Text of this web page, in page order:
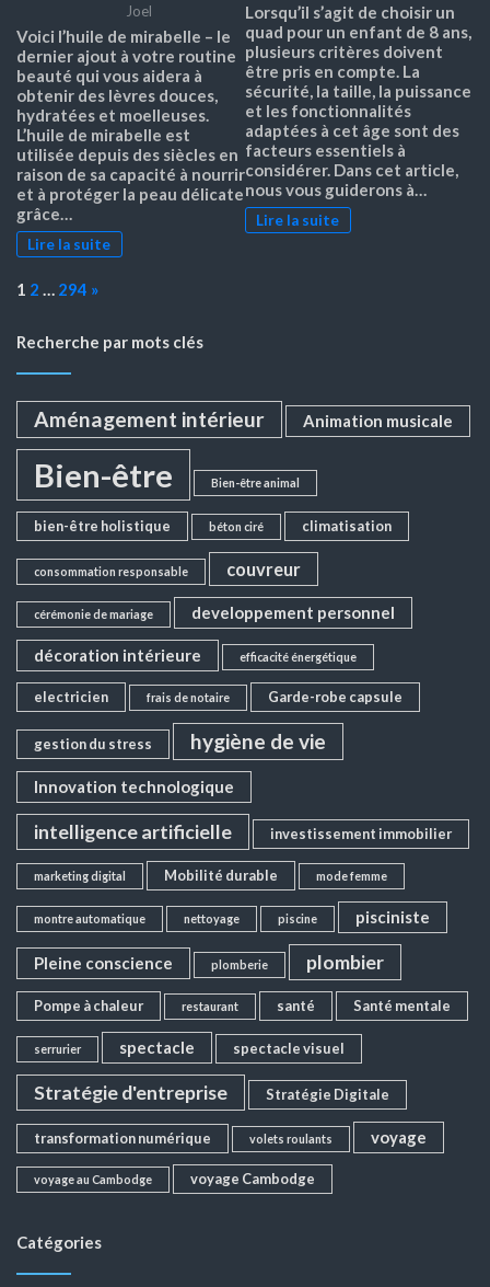
Joel
Voici l’huile de mirabelle – le
dernier ajout à votre routine
beauté qui vous aidera à
obtenir des lèvres douces,
hydratées et moelleuses.
L’huile de mirabelle est
utilisée depuis des siècles en
raison de sa capacité à nourrir
et à protéger la peau délicate
grâce…
Lire la suite
Lorsqu’il s’agit de choisir un
quad pour un enfant de 8 ans,
plusieurs critères doivent
être pris en compte. La
sécurité, la taille, la puissance
et les fonctionnalités
adaptées à cet âge sont des
facteurs essentiels à
considérer. Dans cet article,
nous vous guiderons à…
Lire la suite
Page:
1 2 … 294 Next
»
Recherche par mots clés
Aménagement intérieur Animation musicale
Bien-être Bien-être animal
bien-être holistique béton ciré climatisation
consommation responsable couvreur
cérémonie de mariage developpement personnel
décoration intérieure efficacité énergétique
electricien frais de notaire Garde-robe capsule
gestion du stress hygiène de vie
Innovation technologique
intelligence artificielle investissement immobilier
marketing digital Mobilité durable mode femme
montre automatique nettoyage piscine pisciniste
Pleine conscience plomberie plombier
Pompe à chaleur restaurant santé Santé mentale
serrurier spectacle spectacle visuel
Stratégie d'entreprise Stratégie Digitale
transformation numérique volets roulants voyage
voyage au Cambodge voyage Cambodge
Catégories